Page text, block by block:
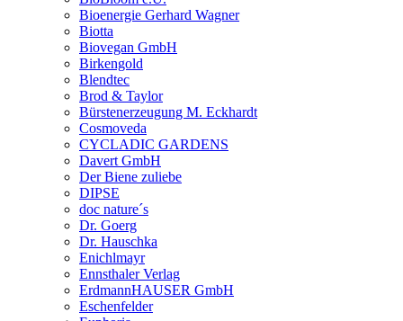
Bioenergie Gerhard Wagner
Biotta
Biovegan GmbH
Birkengold
Blendtec
Brod & Taylor
Bürstenerzeugung M. Eckhardt
Cosmoveda
CYCLADIC GARDENS
Davert GmbH
Der Biene zuliebe
DIPSE
doc nature´s
Dr. Goerg
Dr. Hauschka
Enichlmayr
Ennsthaler Verlag
ErdmannHAUSER GmbH
Eschenfelder